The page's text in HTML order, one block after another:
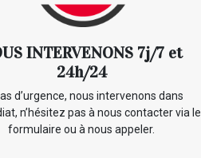
INTERVENONS 7j/7 et
24h/24
d’urgence, nous intervenons dans
n’hésitez pas à nous contacter via le
formulaire ou à nous appeler.